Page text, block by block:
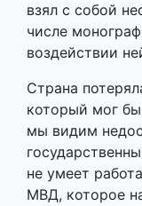
взял с собой
числе
воздействии
Страна
который мог
мы видим
не умеет
МВД, которое